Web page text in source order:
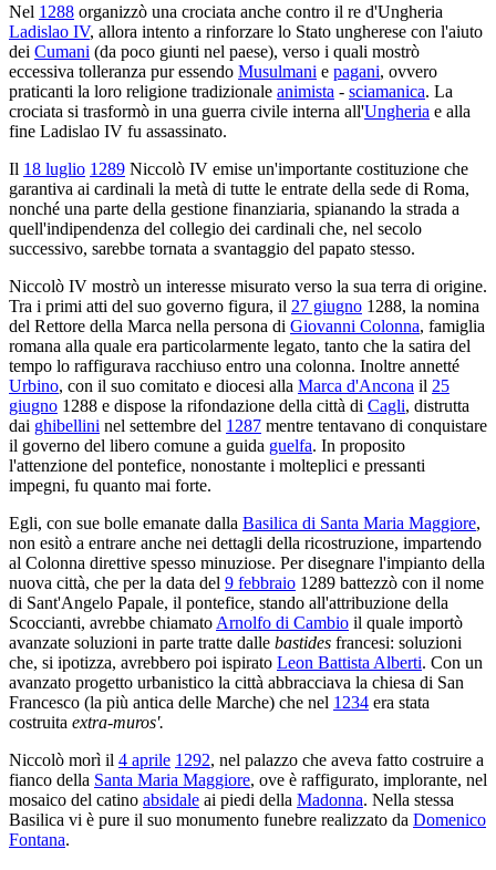
Nel 1288 organizzò una crociata anche contro il re d'Ungheria
Ladislao IV, allora intento a rinforzare lo Stato ungherese con l'aiuto
dei Cumani (da poco giunti nel paese), verso i quali mostrò
eccessiva tolleranza pur essendo Musulmani e pagani, ovvero
praticanti la loro religione tradizionale animista - sciamanica. La
crociata si trasformò in una guerra civile interna all'Ungheria e alla
fine Ladislao IV fu assassinato.
Il 18 luglio 1289 Niccolò IV emise un'importante costituzione che
garantiva ai cardinali la metà di tutte le entrate della sede di Roma,
nonché una parte della gestione finanziaria, spianando la strada a
quell'indipendenza del collegio dei cardinali che, nel secolo
successivo, sarebbe tornata a svantaggio del papato stesso.
Niccolò IV mostrò un interesse misurato verso la sua terra di origine.
Tra i primi atti del suo governo figura, il 27 giugno 1288, la nomina
del Rettore della Marca nella persona di Giovanni Colonna, famiglia
romana alla quale era particolarmente legato, tanto che la satira del
tempo lo raffigurava racchiuso entro una colonna. Inoltre annetté
Urbino, con il suo comitato e diocesi alla Marca d'Ancona il 25
giugno 1288 e dispose la rifondazione della città di Cagli, distrutta
dai ghibellini nel settembre del 1287 mentre tentavano di conquistare
il governo del libero comune a guida guelfa. In proposito
l'attenzione del pontefice, nonostante i molteplici e pressanti
impegni, fu quanto mai forte.
Egli, con sue bolle emanate dalla Basilica di Santa Maria Maggiore,
non esitò a entrare anche nei dettagli della ricostruzione, impartendo
al Colonna direttive spesso minuziose. Per disegnare l'impianto della
nuova città, che per la data del 9 febbraio 1289 battezzò con il nome
di Sant'Angelo Papale, il pontefice, stando all'attribuzione della
Scoccianti, avrebbe chiamato Arnolfo di Cambio il quale importò
avanzate soluzioni in parte tratte dalle bastides francesi: soluzioni
che, si ipotizza, avrebbero poi ispirato Leon Battista Alberti. Con un
avanzato progetto urbanistico la città abbracciava la chiesa di San
Francesco (la più antica delle Marche) che nel 1234 era stata
costruita extra-muros'.
Niccolò morì il 4 aprile 1292, nel palazzo che aveva fatto costruire a
fianco della Santa Maria Maggiore, ove è raffigurato, implorante, nel
mosaico del catino absidale ai piedi della Madonna. Nella stessa
Basilica vi è pure il suo monumento funebre realizzato da Domenico
Fontana.